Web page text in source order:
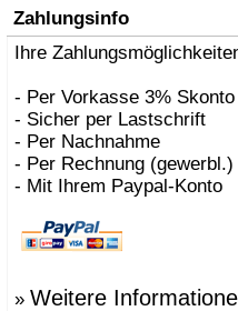
Zahlungsinfo
Ihre
- Per Vorkasse 3% Skonto
- Sicher per Lastschrift
- Per Nachnahme
- Per Rechnung (gewerbl.)
- Mit Ihrem Paypal-Konto
» Weitere